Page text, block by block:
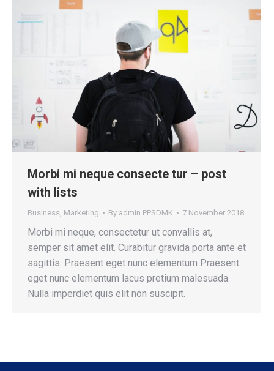
Morbi mi neque consecte tur – post
with lists
Business, Marketing By admin PPSDMK 7 November 2018
Morbi mi neque, consectetur ut convallis at,
semper sit amet elit. Curabitur gravida porta ante et
sagittis. Praesent eget nunc elementum Praesent
eget nunc elementum lacus pretium malesuada.
Nulla imperdiet quis elit non suscipit.